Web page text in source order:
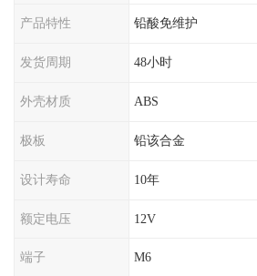
产品特性 铅酸免维护
发货周期 48小时
外壳材质 ABS
极板 铅该合金
设计寿命 10年
额定电压 12V
端子 M6